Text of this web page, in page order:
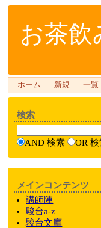
お茶飲
ホーム 新規 一覧
検索
AND 検索 OR
メインコンテンツ
講師陣
駿台a-z
駿台文庫